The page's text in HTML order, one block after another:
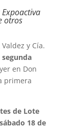
otros
Valdez y Cía.
en Don
primera
de Lote
18 de